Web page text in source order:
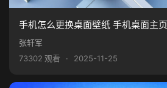
手机怎么更换桌面壁纸 手机桌面主
张轩军
73302 观看
· 2025-11-25